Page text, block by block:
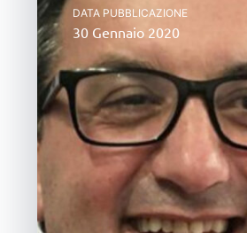
DATA PUBBLICAZIONE
30 Gennaio 2020